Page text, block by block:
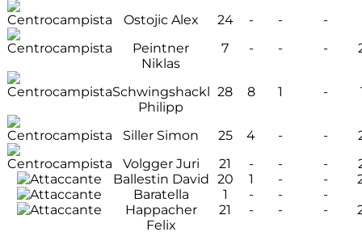
Ostojic Alex
24 - -
-
Peintner
Niklas
7 - - -
Schwingshackl
Philipp
28 8 1 -
Siller Simon 25 4 - -
Volgger Juri
21 - - -
Ballestin David 20 1 - -
Baratella
1 - -
-
Happacher
Felix
21 - - -